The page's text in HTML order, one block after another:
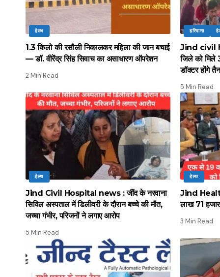
हेल्थ
1.3 किलो की रसौली निकालकर महिला की जान बचाई
— डॉ. वीरेंद्र सिंह सिवाच का असाधारण ऑपरेशन
2 Min Read
हरियाणा
Jind civil
जिले को
डॉक्टर होंगे
5 Min Read
हेल्थ
Jind Civil Hospital news : जींद के नरवाना
सिविल अस्पताल में डिलीवरी के दौरान बच्चे की मौत,
जच्चा गंभीर, परिजनों ने लगाए आरोप
5 Min Read
हेल्थ
Jind
लाख 71 हजार
3 Min Read